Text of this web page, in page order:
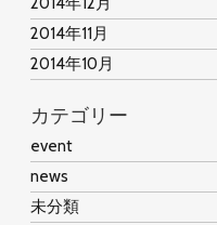
2014年11月
2014年10月
カテゴリー
event
news
未分類